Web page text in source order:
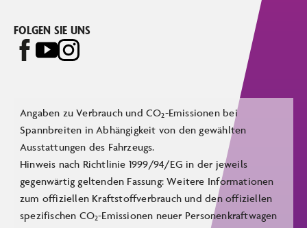
FOLGEN SIE UNS
Angaben zu Verbrauch und CO2-Emissionen bei
Spannbreiten in Abhängigkeit von den gewählten
Ausstattungen des Fahrzeugs.
Hinweis nach Richtlinie 1999/94/EG in der jeweils
gegenwärtig geltenden Fassung: Weitere Informationen
zum offiziellen Kraftstoffverbrauch und den offiziellen
spezifischen CO2-Emissionen neuer Personenkraftwagen